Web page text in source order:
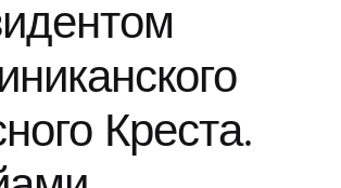
Креста.